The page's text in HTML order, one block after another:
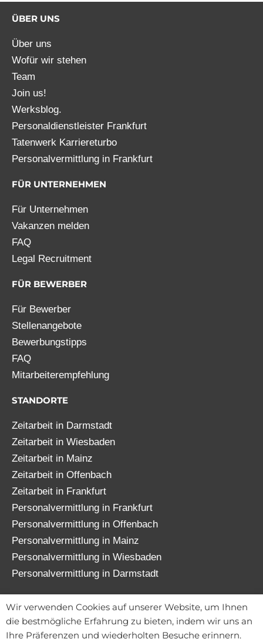
ÜBER UNS
Über uns
Wofür wir stehen
Team
Join us!
Werksblog.
Personaldienstleister Frankfurt
Tatenwerk Karriereturbo
Personalvermittlung in Frankfurt
FÜR UNTERNEHMEN
Für Unternehmen
Vakanzen melden
FAQ
Legal Recruitment
FÜR BEWERBER
Für Bewerber
Stellenangebote
Bewerbungstipps
FAQ
Mitarbeiterempfehlung
STANDORTE
Zeitarbeit in Darmstadt
Zeitarbeit in Wiesbaden
Zeitarbeit in Mainz
Zeitarbeit in Offenbach
Zeitarbeit in Frankfurt
Personalvermittlung in Frankfurt
Personalvermittlung in Offenbach
Personalvermittlung in Mainz
Personalvermittlung in Wiesbaden
Personalvermittlung in Darmstadt
© 2026 TATENWERK FRANKFURT GmbH
Wir verwenden Cookies auf unserer Website, um Ihnen
die bestmögliche Erfahrung zu bieten, indem wir uns an
Ihre Präferenzen und wiederholten Besuche erinnern.